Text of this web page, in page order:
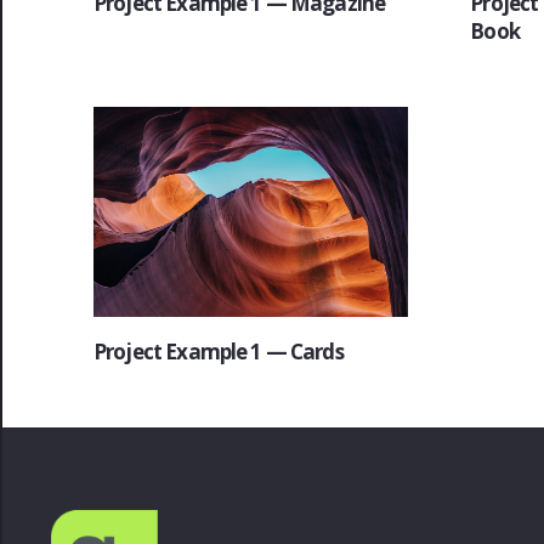
Book
Project Example 1 — Cards